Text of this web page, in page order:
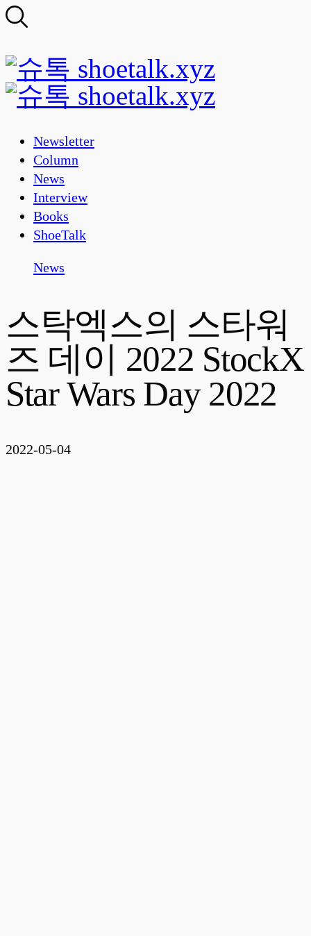
Newsletter
Column
News
Interview
Books
ShoeTalk
News
스탁엑스의 스타워
즈 데이 2022 StockX
Star Wars Day 2022
2022-05-04